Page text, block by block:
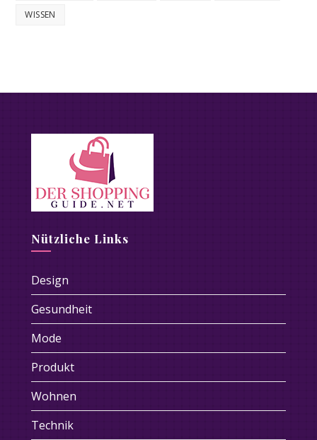
WISSEN
Nützliche Links
Design
Gesundheit
Mode
Produkt
Wohnen
Technik